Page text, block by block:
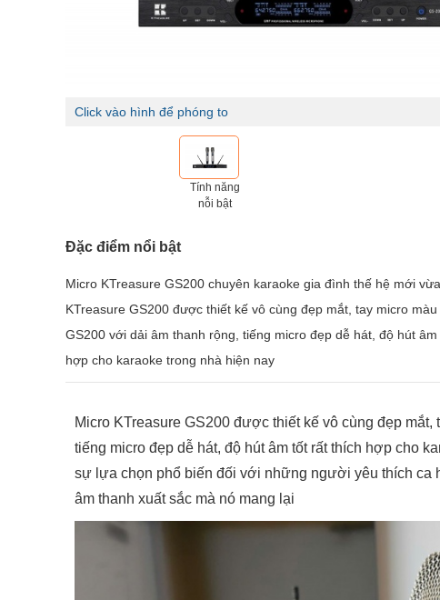
Click vào hình để phóng to
Tính năng
nỗi bật
Đặc điểm nổi bật
Micro KTreasure GS200 chuyên karaoke gia đình thế hệ mới
KTreasure GS200 được thiết kế vô cùng đẹp mắt, tay micro
GS200 với dải âm thanh rộng, tiếng micro đẹp dễ hát, độ hút
hợp cho karaoke trong nhà hiện nay
Micro KTreasure GS200 được thiết kế vô cùng đẹp
tiếng micro đẹp dễ hát, độ hút âm tốt rất thích hợp cho
sự lựa chọn phổ biến đối với những người yêu thích ca
âm thanh xuất sắc mà nó mang lại